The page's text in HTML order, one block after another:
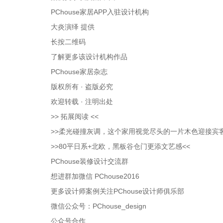
PChouse家居APP入驻设计机构
大炎演绎 提供
长按二维码
了解更多该设计机构作品
PChouse家居杂志
版权所有 · 盗版必究
欢迎转载 · 注明出处
>> 拓展阅读 <<
>>柔光碰撞灰调，这个家用视觉尽头的一片木色迎接宾
>>80平日系+北欧，黑板谷仓门更添文艺感<<
PChouse装修设计交流群
想进群加微信 PChouse2016
更多设计师案例关注PChouse设计师俱乐部
微信公众号：PChouse_design
公众号合作